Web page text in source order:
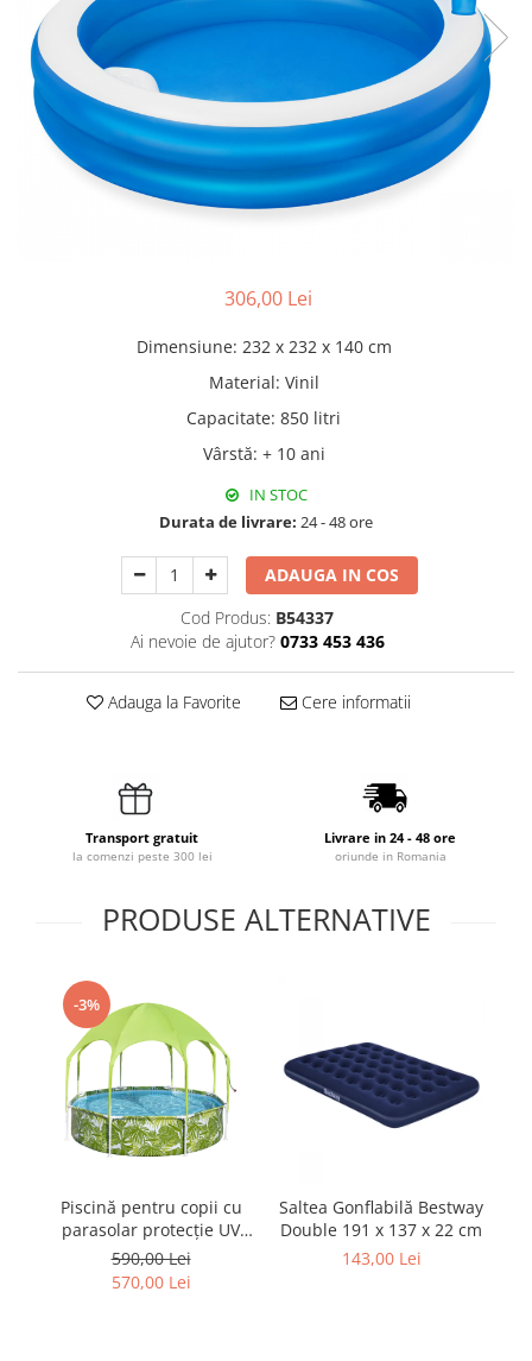
Pilote cu blăniță
306,00 Lei
Dimensiune: 232 x 232 x 140 cm
Material: Vinil
Capacitate: 850 litri
Vârstă: + 10 ani
IN STOC
Durata de livrare: 24 - 48 ore
ADAUGA IN COS
Cod Produs: B54337
Ai nevoie de ajutor? 0733 453 436
Adauga la Favorite Cere informatii
Transport gratuit
la comenzi peste 300 lei
Livrare in 24 - 48 ore
oriunde in Romania
PRODUSE ALTERNATIVE
-3%
Piscină pentru copii cu
parasolar protecție UV
1688 litri Bestway 244x51
cm
590,00 Lei
570,00 Lei
Saltea Gonflabilă Bestway
Double 191 x 137 x 22 cm
143,00 Lei